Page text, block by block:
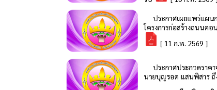
ประกาศเผยแพร่แผน
โครงการก่อสร้างถนนค
[ 11 ก.พ. 2569 ]
ประกาศประกวดราค
นายบุญรอด แสนพิสาร ถึ